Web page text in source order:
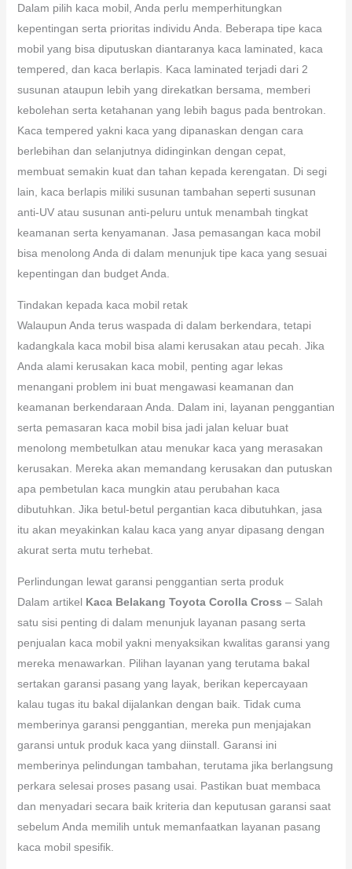
Dalam pilih kaca mobil, Anda perlu memperhitungkan
kepentingan serta prioritas individu Anda. Beberapa tipe kaca
mobil yang bisa diputuskan diantaranya kaca laminated, kaca
tempered, dan kaca berlapis. Kaca laminated terjadi dari 2
susunan ataupun lebih yang direkatkan bersama, memberi
kebolehan serta ketahanan yang lebih bagus pada bentrokan.
Kaca tempered yakni kaca yang dipanaskan dengan cara
berlebihan dan selanjutnya didinginkan dengan cepat,
membuat semakin kuat dan tahan kepada kerengatan. Di segi
lain, kaca berlapis miliki susunan tambahan seperti susunan
anti-UV atau susunan anti-peluru untuk menambah tingkat
keamanan serta kenyamanan. Jasa pemasangan kaca mobil
bisa menolong Anda di dalam menunjuk tipe kaca yang sesuai
kepentingan dan budget Anda.
Tindakan kepada kaca mobil retak
Walaupun Anda terus waspada di dalam berkendara, tetapi
kadangkala kaca mobil bisa alami kerusakan atau pecah. Jika
Anda alami kerusakan kaca mobil, penting agar lekas
menangani problem ini buat mengawasi keamanan dan
keamanan berkendaraan Anda. Dalam ini, layanan penggantian
serta pemasaran kaca mobil bisa jadi jalan keluar buat
menolong membetulkan atau menukar kaca yang merasakan
kerusakan. Mereka akan memandang kerusakan dan putuskan
apa pembetulan kaca mungkin atau perubahan kaca
dibutuhkan. Jika betul-betul pergantian kaca dibutuhkan, jasa
itu akan meyakinkan kalau kaca yang anyar dipasang dengan
akurat serta mutu terhebat.
Perlindungan lewat garansi penggantian serta produk
Dalam artikel Kaca Belakang Toyota Corolla Cross – Salah
satu sisi penting di dalam menunjuk layanan pasang serta
penjualan kaca mobil yakni menyaksikan kwalitas garansi yang
mereka menawarkan. Pilihan layanan yang terutama bakal
sertakan garansi pasang yang layak, berikan kepercayaan
kalau tugas itu bakal dijalankan dengan baik. Tidak cuma
memberinya garansi penggantian, mereka pun menjajakan
garansi untuk produk kaca yang diinstall. Garansi ini
memberinya pelindungan tambahan, terutama jika berlangsung
perkara selesai proses pasang usai. Pastikan buat membaca
dan menyadari secara baik kriteria dan keputusan garansi saat
sebelum Anda memilih untuk memanfaatkan layanan pasang
kaca mobil spesifik.